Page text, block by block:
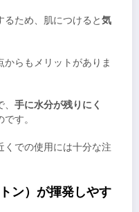
ため、肌につけると気
らもメリットがありま
手に水分が残りにく
です。
くでの使用には十分な注
ン）が揮発しやす